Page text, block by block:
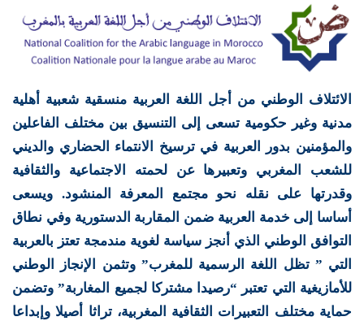
الائتلاف الوطني من أجل اللغة العربية منسقية شعبية أهلية
مدنية وغير حكومية تسعى إلى التنسيق بين مختلف الفاعلين
والمؤمنين بدور العربية في ترسيخ الانتماء الحضاري والديني
للشعب المغربي وتعبيرها عن لحمته الاجتماعية والثقافية
وقدرتها على نقله نحو مجتمع المعرفة المنشود. ويسعى
أساسا إلى خدمة العربية ضمن المقاربة الدستورية وفي نطاق
التوافق الوطني الذي أنجز سياسة لغوية مندمجة تعتز بالعربية
التي ” تظل اللغة الرسمية للمغرب” وتثمن الإنجاز الوطني
للأمازيغية التي تعتبر “رصيدا مشتركا لجميع المغاربة” وتضمن
حماية مختلف التعبيرات الثقافية المغربية، تراثا أصيلا وإبداعا